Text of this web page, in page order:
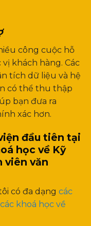
công cuộc hỗ
khách hàng. Các
tích dữ liệu và hệ
có thể thu thập
bạn đưa ra
xác hơn.
đầu tiên tại
học về Kỹ
viên văn
có đa dạng các
khoá học về